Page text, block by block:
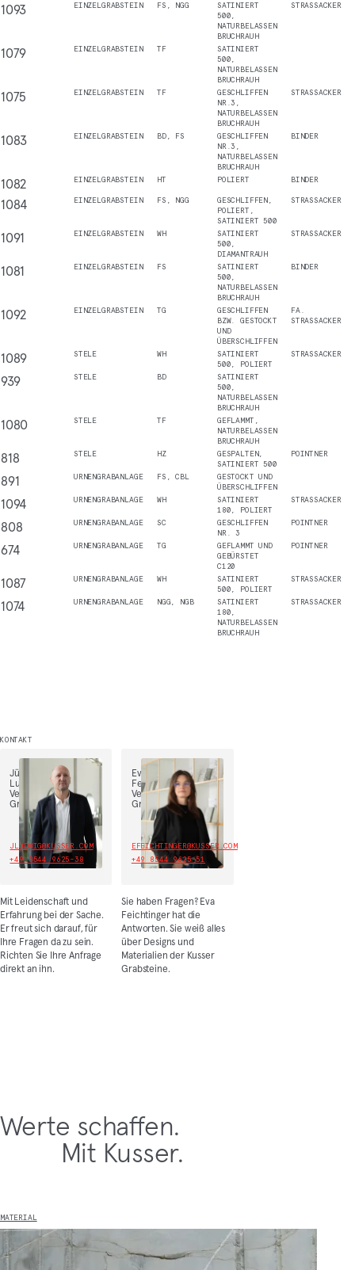
1093 EINZELGRABSTEIN FS, NGG
SATINIERT
500,
NATURBELASSEN
BRUCHRAUH
STRASSACKER
1079 EINZELGRABSTEIN TF
SATINIERT
500,
NATURBELASSEN
BRUCHRAUH
1075 EINZELGRABSTEIN TF
GESCHLIFFEN
NR.3,
NATURBELASSEN
BRUCHRAUH
STRASSACKER
1083 EINZELGRABSTEIN BD, FS
GESCHLIFFEN
NR.3,
NATURBELASSEN
BRUCHRAUH
BINDER
1082 EINZELGRABSTEIN HT POLIERT BINDER
1084 EINZELGRABSTEIN FS, NGG
GESCHLIFFEN,
POLIERT,
SATINIERT 500
STRASSACKER
1091 EINZELGRABSTEIN WH
SATINIERT
500,
DIAMANTRAUH
STRASSACKER
1081 EINZELGRABSTEIN FS
SATINIERT
500,
NATURBELASSEN
BRUCHRAUH
BINDER
1092 EINZELGRABSTEIN TG
GESCHLIFFEN
BZW. GESTOCKT
UND
ÜBERSCHLIFFEN
FA.
STRASSACKER
1089 STELE WH
SATINIERT
500, POLIERT
STRASSACKER
939 STELE BD
SATINIERT
500,
NATURBELASSEN
BRUCHRAUH
1080 STELE TF
GEFLAMMT,
NATURBELASSEN
BRUCHRAUH
818 STELE HZ
GESPALTEN,
SATINIERT 500
POINTNER
891 URNENGRABANLAGE FS, CBL
GESTOCKT UND
ÜBERSCHLIFFEN
1094 URNENGRABANLAGE WH
SATINIERT
180, POLIERT
STRASSACKER
808 URNENGRABANLAGE SC
GESCHLIFFEN
NR. 3
POINTNER
674 URNENGRABANLAGE TG
GEFLAMMT UND
GEBÜRSTET
C120
POINTNER
1087 URNENGRABANLAGE WH
SATINIERT
500, POLIERT
STRASSACKER
1074 URNENGRABANLAGE NGG, NGB
SATINIERT
180,
NATURBELASSEN
BRUCHRAUH
STRASSACKER
KONTAKT
Jürgen
Ludwig,
Vertriebsleiter
Grabmal
JLUDWIG@KUSSER.COM
+49 8544 9625-38
Mit Leidenschaft und
Erfahrung bei der Sache.
Er freut sich darauf, für
Ihre Fragen da zu sein.
Richten Sie Ihre Anfrage
direkt an ihn.
Eva
Feichtinger,
Vertrieb
Grabmal
EFEICHTINGER@KUSSER.COM
+49 8544 9625-51
Sie haben Fragen? Eva
Feichtinger hat die
Antworten. Sie weiß alles
über Designs und
Materialien der Kusser
Grabsteine.
Werte schaffen.
Mit Kusser.
MATERIAL